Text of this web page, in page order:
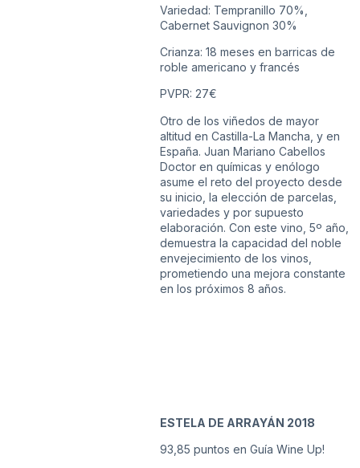
Variedad: Tempranillo 70%,
Cabernet Sauvignon 30%
Crianza: 18 meses en barricas de
roble americano y francés
PVPR: 27€
Otro de los viñedos de mayor
altitud en Castilla-La Mancha, y en
España. Juan Mariano Cabellos
Doctor en químicas y enólogo
asume el reto del proyecto desde
su inicio, la elección de parcelas,
variedades y por supuesto
elaboración. Con este vino, 5º año,
demuestra la capacidad del noble
envejecimiento de los vinos,
prometiendo una mejora constante
en los próximos 8 años.
ESTELA DE ARRAYÁN 2018
93,85 puntos en Guía Wine Up!